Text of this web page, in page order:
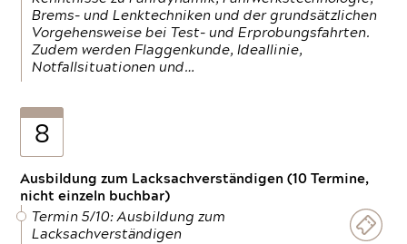
Brems- und Lenktechniken und der grundsätzlichen
Vorgehensweise bei Test- und Erprobungsfahrten.
Zudem werden Flaggenkunde, Ideallinie,
Notfallsituationen und…
8
Ausbildung zum Lacksachverständigen (10 Termine,
nicht einzeln buchbar)
Termin 5/10: Ausbildung zum
Lacksachverständigen